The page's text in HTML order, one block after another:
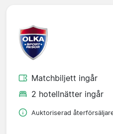
Matchbiljett ingår
2 hotellnätter ingår
Auktoriserad